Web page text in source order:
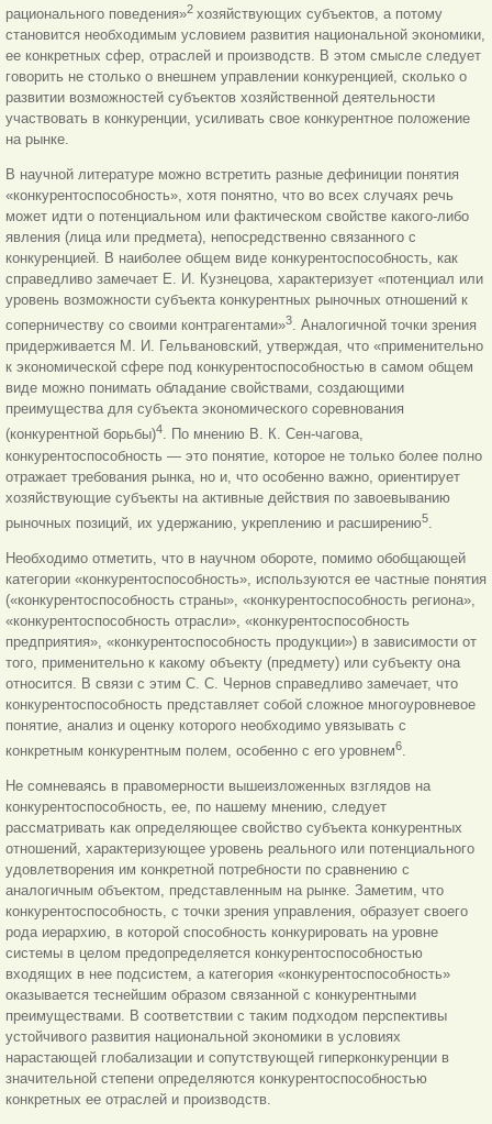
рационального поведения»2 хозяйствующих субъектов, а потому
становится необходимым условием развития национальной экономики,
ее конкретных сфер, отраслей и производств. В этом смысле следует
говорить не столько о внешнем управлении конкуренцией, сколько о
развитии возможностей субъектов хозяйственной деятельности
участвовать в конкуренции, усиливать свое конкурентное положение
на рынке.
В научной литературе можно встретить разные дефиниции понятия
«конкурентоспособность», хотя понятно, что во всех случаях речь
может идти о потенциальном или фактическом свойстве какого-либо
явления (лица или предмета), непосредственно связанного с
конкуренцией. В наиболее общем виде конкурентоспособность, как
справедливо замечает Е. И. Кузнецова, характеризует «потенциал или
уровень возможности субъекта конкурентных рыночных отношений к
соперничеству со своими контрагентами»3. Аналогичной точки зрения
придерживается М. И. Гельвановский, утверждая, что «применительно
к экономической сфере под конкурентоспособностью в самом общем
виде можно понимать обладание свойствами, создающими
преимущества для субъекта экономического соревнования
(конкурентной борьбы)4. По мнению В. К. Сен-чагова,
конкурентоспособность — это понятие, которое не только более полно
отражает требования рынка, но и, что особенно важно, ориентирует
хозяйствующие субъекты на активные действия по завоевыванию
рыночных позиций, их удержанию, укреплению и расширению5.
Необходимо отметить, что в научном обороте, помимо обобщающей
категории «конкурентоспособность», используются ее частные понятия
(«конкурентоспособность страны», «конкурентоспособность региона»,
«конкурентоспособность отрасли», «конкурентоспособность
предприятия», «конкурентоспособность продукции») в зависимости от
того, применительно к какому объекту (предмету) или субъекту она
относится. В связи с этим С. С. Чернов справедливо замечает, что
конкурентоспособность представляет собой сложное многоуровневое
понятие, анализ и оценку которого необходимо увязывать с
конкретным конкурентным полем, особенно с его уровнем6.
Не сомневаясь в правомерности вышеизложенных взглядов на
конкурентоспособность, ее, по нашему мнению, следует
рассматривать как определяющее свойство субъекта конкурентных
отношений, характеризующее уровень реального или потенциального
удовлетворения им конкретной потребности по сравнению с
аналогичным объектом, представленным на рынке. Заметим, что
конкурентоспособность, с точки зрения управления, образует своего
рода иерархию, в которой способность конкурировать на уровне
системы в целом предопределяется конкурентоспособностью
входящих в нее подсистем, а категория «конкурентоспособность»
оказывается теснейшим образом связанной с конкурентными
преимуществами. В соответствии с таким подходом перспективы
устойчивого развития национальной экономики в условиях
нарастающей глобализации и сопутствующей гиперконкуренции в
значительной степени определяются конкурентоспособностью
конкретных ее отраслей и производств.